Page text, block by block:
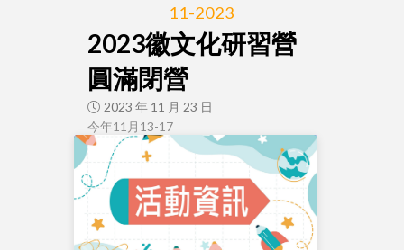
11-2023
2023徽文化研習營
圓滿閉營
2023 年 11 月 23 日
今年11月13-17